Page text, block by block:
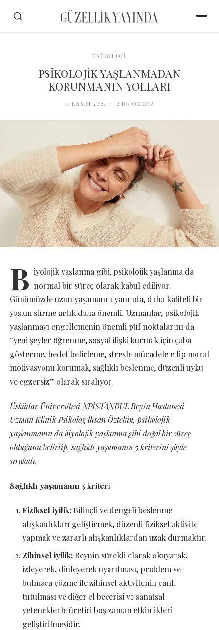
PSİKOLOJİ
PSİKOLOJİK YAŞLANMADAN
KORUNMANIN YOLLARI
11 Kasım 2021 · 2 dk okuma
B iyolojik yaşlanma gibi, psikolojik yaşlanma da
normal bir süreç olarak kabul ediliyor.
Günümüzde uzun yaşamanın yanında, daha kali­teli bir
yaşam sürme artık daha önemli. Uzmanlar, psikolojik
yaşlanmayı engellemenin önemli püf noktalarını da
“yeni şeyler öğrenme, sosyal ilişki kurmak için çaba
gösterme, hedef belirleme, stresle mücadele edip moral
motivasyonu korumak, sağlıklı beslenme, düzenli uyku
ve egzersiz” olarak sıralıyor.
Üsküdar Üniversitesi NPİSTANBUL Beyin Hastanesi
Uzman Klinik Psikolog İhsan Öztekin, psikolojik
yaşlanmanın da biyolojik yaşlanma gibi doğal bir süreç
olduğunu belirtip, sağlıklı yaşamanın 5 kriterini şöyle
sıraladı:
Sağlıklı yaşamanın 5 kriteri
Fiziksel iyilik:Bilinçli ve dengeli beslenme
alışkanlıkları geliştirmek, düzenli fiziksel aktivite
yapmak ve zararlı alışkanlıklardan uzak durmaktır.
Zihinsel iyilik:Beynin sürekli olarak okuyarak,
izleyerek, dinleyerek uyarılması, problem ve
bulmaca çözme ile zihinsel aktivitenin canlı
tutulması ve diğer el becerisi ve sanatsal
yeteneklerle üretici boş zaman etkinlikleri
geliştirilmesidir.